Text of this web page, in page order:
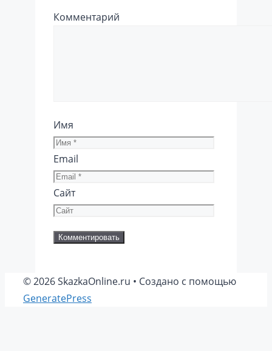
Комментарий
Имя
Email
Сайт
© 2026 SkazkaOnline.ru • Создано с помощью
GeneratePress